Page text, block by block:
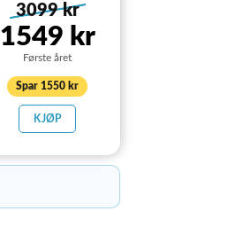
3099 kr
1549 kr
Første året
Spar 1550 kr
KJØP